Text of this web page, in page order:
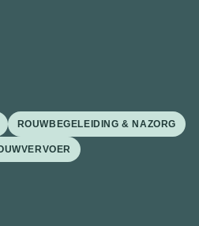
ROUWBEGELEIDING & NAZORG